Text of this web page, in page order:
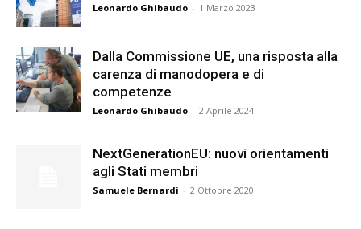
Leonardo Ghibaudo - 1 Marzo 2023
Dalla Commissione UE, una risposta alla
carenza di manodopera e di
competenze
Leonardo Ghibaudo - 2 Aprile 2024
NextGenerationEU: nuovi orientamenti
agli Stati membri
Samuele Bernardi - 2 Ottobre 2020